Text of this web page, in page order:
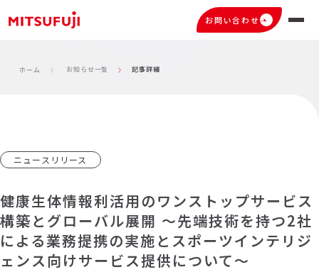
お問い合わせ
ホーム お知らせ一覧 記事詳細
ニュースリリース
健康生体情報利活用のワンストップサービス
構築とグローバル展開 ～先端技術を持つ2社
による業務提携の実施とスポーツインテリジ
ェンス向けサービス提供について～